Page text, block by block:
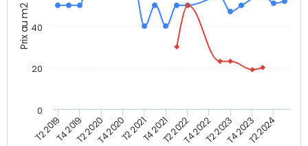
Prix au m2
T2 2019T4 2019T2 2020T4 2020T2 2021T4 2021T2 2022T4 2022T2 2023T4 2023T2 2024
20
40
0